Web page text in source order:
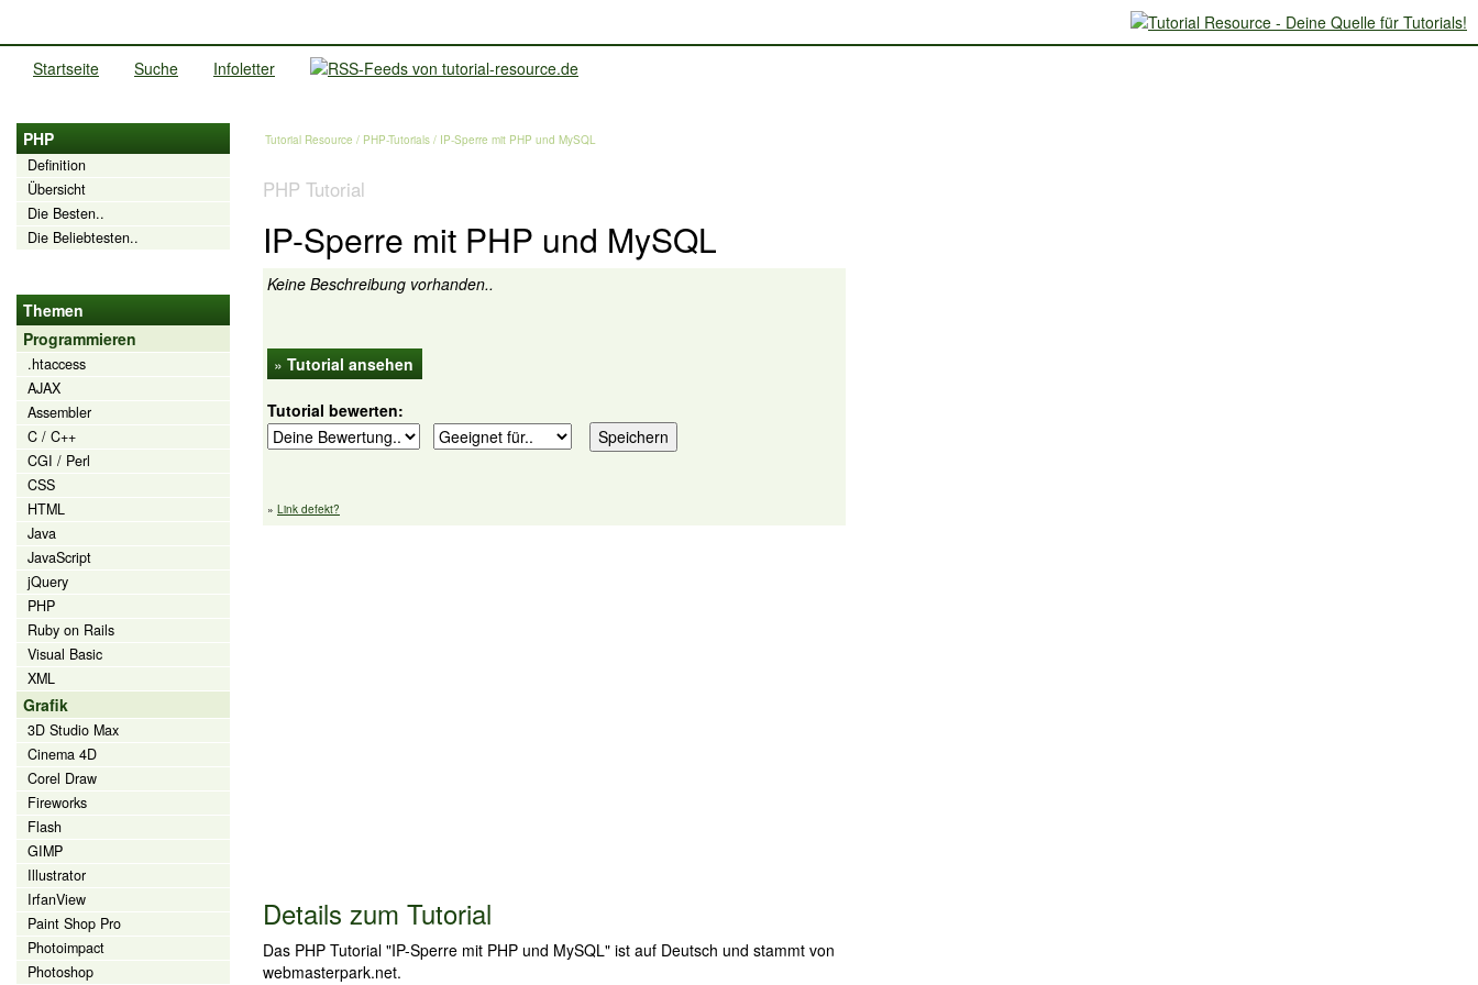
Startseite Suche Infoletter
PHP
Definition
Übersicht
Die Besten..
Die Beliebtesten..
Themen
Programmieren
.htaccess
AJAX
Assembler
C / C++
CGI / Perl
CSS
HTML
Java
JavaScript
jQuery
PHP
Ruby on Rails
Visual Basic
XML
Grafik
3D Studio Max
Cinema 4D
Corel Draw
Fireworks
Flash
GIMP
Illustrator
IrfanView
Paint Shop Pro
Photoimpact
Photoshop
Tutorial Resource / PHP-Tutorials / IP-Sperre mit PHP und MySQL
PHP Tutorial
IP-Sperre mit PHP und MySQL
Keine Beschreibung vorhanden..
» Tutorial ansehen
Tutorial bewerten:
» Link defekt?
Details zum Tutorial
Das PHP Tutorial "IP-Sperre mit PHP und MySQL" ist auf Deutsch und stammt von
webmasterpark.net.